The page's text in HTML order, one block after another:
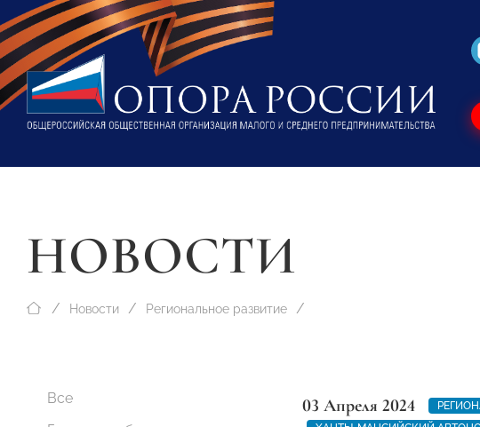
НОВОСТИ
Новости Региональное развитие
Все
03 Апреля 2024